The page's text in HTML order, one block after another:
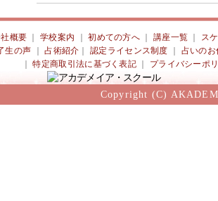
概要 ｜学校案内 ｜初めての方へ 講座一覧
ス
生の声 ｜占術紹介 ｜認定ライセンス制度
占いのお
｜特定商取引法に基づく表記 プライバシーポ
Copyright (C)